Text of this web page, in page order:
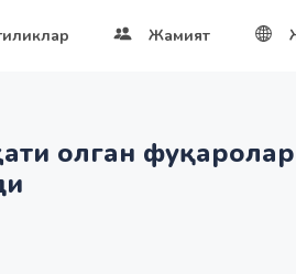
Жамият
олган фуқаролар